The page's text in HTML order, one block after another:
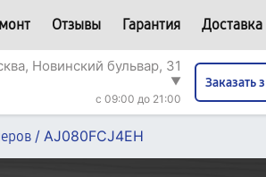
Отзывы Гарантия Доставка
Новинский бульвар, 31
▼
c 09:00 до 21:00
Заказать
/ AJ080FCJ4EH